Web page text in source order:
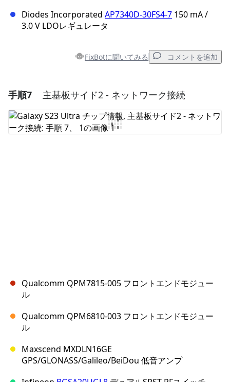
Diodes Incorporated AP7340D-30FS4-7 150 mA /
3.0 V LDOレギュレータ
FixBotに聞いてみる コメントを追加
コメントを追加
コメントを追加
手順7 主基板サイド2 - ネットワーク接続
Qualcomm QPM7815-005 フロントエンドモジュー
ル
Qualcomm QPM6810-003 フロントエンドモジュー
ル
Maxscend MXDLN16GE
GPS/GLONASS/Galileo/BeiDou 低音アンプ